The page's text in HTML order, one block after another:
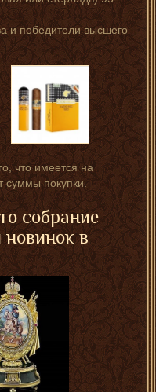
и победители высшего
что имеется на
суммы покупки.
собрание
в